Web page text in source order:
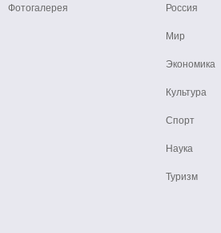
Фотогалерея Россия
Мир
Экономика
Культура
Спорт
Наука
Туризм